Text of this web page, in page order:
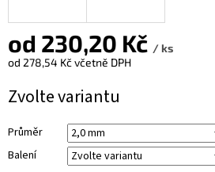
od 230,20 Kč / ks
od 278,54 Kčvčetně DPH
cena:
Zvolte variantu
Průměr
Balení